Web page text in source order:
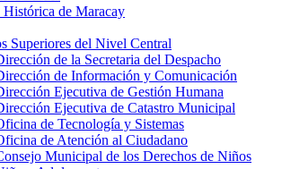
Histórica de Maracay
Superiores del Nivel Central
de la Secretaria del Despacho
de Información y Comunicación
Ejecutiva de Gestión Humana
Ejecutiva de Catastro Municipal
de Tecnología y Sistemas
de Atención al Ciudadano
Municipal de los Derechos de Niños